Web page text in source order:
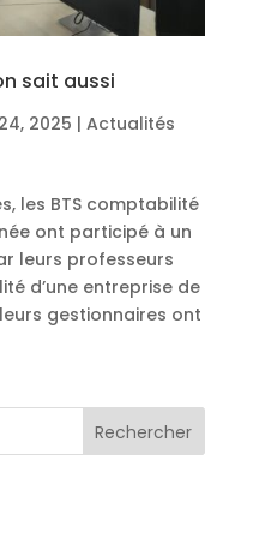
sait aussi
2025 | Actualités
les BTS comptabilité
ont participé à un
leurs professeurs
d’une entreprise de
gestionnaires ont